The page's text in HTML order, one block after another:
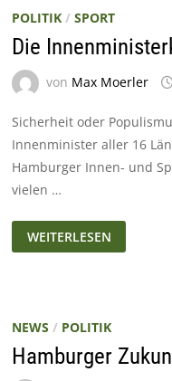
IMMER
SCHWIERIGERE
LEBENSBEDINGUNGEN
FÜR
VIELE
US-
BÜRGER
POLITIK/ SPORT
Die
von Max Moerler
Sicherheit oder
Innenminister aller 16
Hamburger Innen- und
vielen …
DIE
WEITERLESEN
NEWS / POLITIK
Hamburger